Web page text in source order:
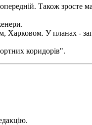
Також зросте
Харковом. У планах -
коридорів".